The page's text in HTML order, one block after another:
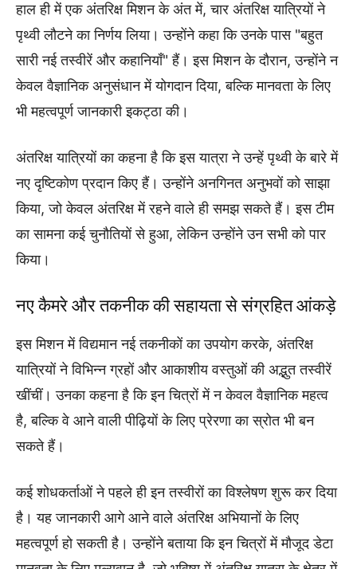
हाल ही में एक अंतरिक्ष मिशन के अंत में, चार अंतरिक्ष यात्रियों ने
पृथ्वी लौटने का निर्णय लिया। उन्होंने कहा कि उनके पास "बहुत
सारी नई तस्वीरें और कहानियाँ" हैं। इस मिशन के दौरान, उन्होंने न
केवल वैज्ञानिक अनुसंधान में योगदान दिया, बल्कि मानवता के लिए
भी महत्वपूर्ण जानकारी इकट्ठा की।
अंतरिक्ष यात्रियों का कहना है कि इस यात्रा ने उन्हें पृथ्वी के बारे में
नए दृष्टिकोण प्रदान किए हैं। उन्होंने अनगिनत अनुभवों को साझा
किया, जो केवल अंतरिक्ष में रहने वाले ही समझ सकते हैं। इस टीम
का सामना कई चुनौतियों से हुआ, लेकिन उन्होंने उन सभी को पार
किया।
नए कैमरे और तकनीक की सहायता से संग्रहित आंकड़े
इस मिशन में विद्यमान नई तकनीकों का उपयोग करके, अंतरिक्ष
यात्रियों ने विभिन्न ग्रहों और आकाशीय वस्तुओं की अद्भुत तस्वीरें
खींचीं। उनका कहना है कि इन चित्रों में न केवल वैज्ञानिक महत्व
है, बल्कि वे आने वाली पीढ़ियों के लिए प्रेरणा का स्रोत भी बन
सकते हैं।
कई शोधकर्ताओं ने पहले ही इन तस्वीरों का विश्लेषण शुरू कर दिया
है। यह जानकारी आगे आने वाले अंतरिक्ष अभियानों के लिए
महत्वपूर्ण हो सकती है। उन्होंने बताया कि इन चित्रों में मौजूद डेटा